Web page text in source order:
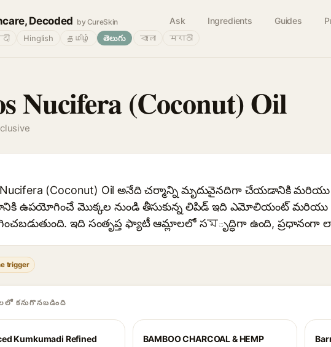
Decoded by CureSkin Ask Ingredients Guides
Hinglish தமிழ் తెలుగు বাংলা मराठी
Nucifera (Coconut) Oil
Nucifera (Coconut) Oil అనేది చర్మాన్ని మృదువైనదిగా చేయడానికి మరియు
ఉపయోగించే మొక్కల నుండి తీసుకున్న లిపిడ్ ఇది ఎమోలియంట్ మరియు
ఇది సంతృప్త ఫ్యాటీ ఆమ్లాలలో సমృద్ధిగా ఉంది, ప్రధానంగా
trigger
కనుగొనబడింది
Kumkumadi Refined
BAMBOO CHARCOAL & HEMP